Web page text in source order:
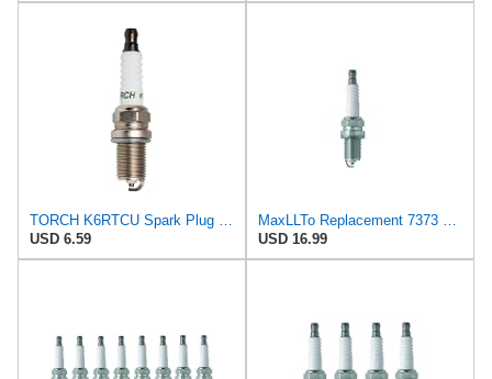
USD 6.59
USD 16.99